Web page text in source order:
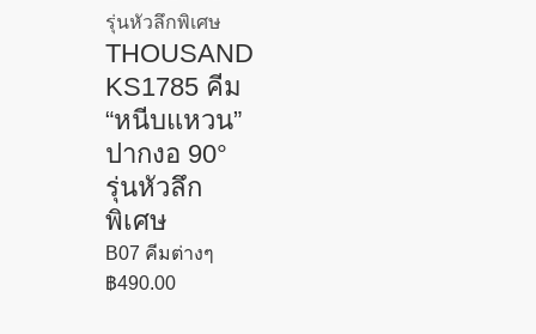
THOUSAND
KS1785 คีม
“หนีบแหวน”
ปากงอ 90°
รุ่นหัวลึก
พิเศษ
B07 คีมต่างๆ
฿490.00